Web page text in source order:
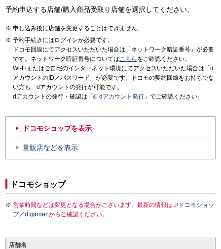
予約申込する店舗/購入商品受取り店舗を選択してください。
申し込み後に店舗を変更することはできません。
予約手続きにはログインが必要です。
ドコモ回線にてアクセスいただいた場合は「ネットワーク暗証番号」が必要
です。ネットワーク暗証番号についてはこちら をご確認ください。
Wi-Fiまたはご自宅のインターネット環境にてアクセスいただいた場合は「d
アカウントのID／パスワード」が必要です。ドコモの契約回線をお持ちでな
い方も、dアカウントの発行が可能です。
dアカウントの発行・確認は「
dアカウント発行 」でご確認ください。
ドコモショップを表示
量販店などを表示
ドコモショップ
営業時間などは変更となる場合がございます。最新の情報は
ドコモショッ
プ／d gardenからご確認ください。
店舗名